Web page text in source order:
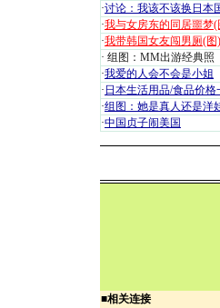
·讨论：我该不该换日本
·我与女房东的同居噩梦(
·我带韩国女友闯男厕(图)
· 组图：MM出游经典照
·我爱的人会不会是小姐
· 日本生活用品/食品价格
·组图：她是真人还是洋
·中国贞子闹美国
■相关连接